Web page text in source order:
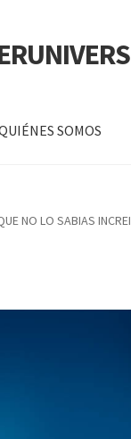
SOMOS
NO LO SABIAS